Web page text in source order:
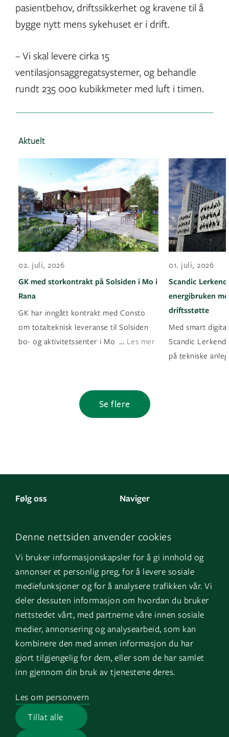
Denne nettsiden anvender cookies
Vi bruker informasjonskapsler for å gi innhold og
annonser et personlig preg, for å levere sosiale
mediefunksjoner og for å analysere trafikken vår. Vi
deler dessuten informasjon om hvordan du bruker
nettstedet vårt, med partnerne våre innen sosiale
medier, annonsering og analysearbeid, som kan
kombinere den med annen informasjon du har
gjort tilgjengelig for dem, eller som de har samlet
inn gjennom din bruk av tjenestene deres.
Tillat alle
Les om personvern
pasientbehov, driftssikkerhet og kravene til å
bygge nytt mens sykehuset er i drift.
– Vi skal levere cirka 15
ventilasjonsaggregatsystemer, og behandle
rundt 235 000 kubikkmeter med luft i timen.
Aktuelt
02. juli, 2026
GK med storkontrakt på Solsiden i Mo i
Rana
GK har inngått kontrakt med Consto
om totalteknisk leveranse til Solsiden
bo- og aktivitetssenter i Mo i Rana
... Les mer
01. juli, 2026
Scandic
energibruken
driftsstøtte
Med smart
Scandic
på tekniske
Se flere
Følg oss
Facebook
Instagram
YouTube
Naviger
Om oss
GK Sverige
GK Danmark
Snarveier
Fakturainformasjon
HMS
Jobb i GK
Presserom
Logg inn
Mine bygg